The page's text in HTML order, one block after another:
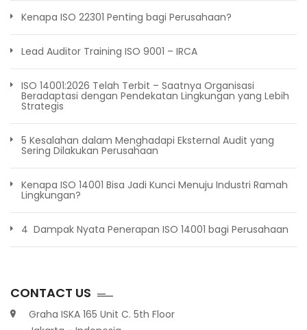
Kenapa ISO 22301 Penting bagi Perusahaan?
Lead Auditor Training ISO 9001 – IRCA
ISO 14001:2026 Telah Terbit – Saatnya Organisasi
Beradaptasi dengan Pendekatan Lingkungan yang Lebih
Strategis
5 Kesalahan dalam Menghadapi Eksternal Audit yang
Sering Dilakukan Perusahaan
Kenapa ISO 14001 Bisa Jadi Kunci Menuju Industri Ramah
Lingkungan?
4 Dampak Nyata Penerapan ISO 14001 bagi Perusahaan
CONTACT US
Graha ISKA 165 Unit C. 5th Floor